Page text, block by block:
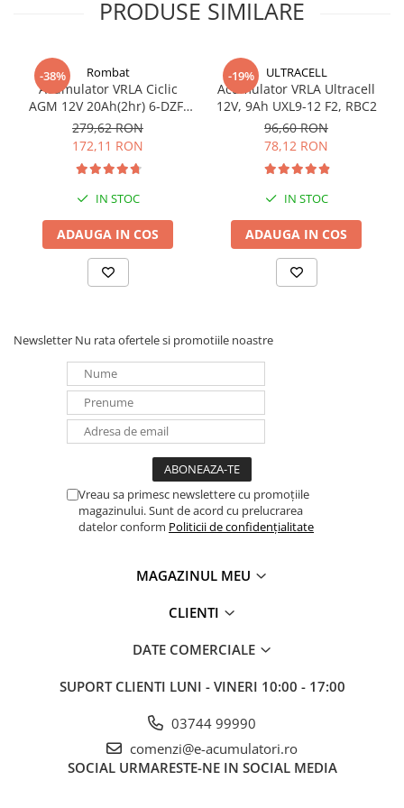
Redresoare, incarcatoare si testere
stationare
Surse UPS
UPS pentru centrale termice si
sisteme de urgenta - acumulator
UPS Calculatoare si Servere
PDUs unitati de distributie a
energiei electrice
Cabinete baterii
Drumetii / Camping
Accesorii
Frigidere portabile
Panouri portabile
Statii energie portabile
Dulapuri pentru cablare
cabluri USB, prelungitoare USB
Cablu de date si Adaptoare
Solutii solare portabile
Terminale: F11
Aeronave * Rezerva energie industriala * Ups * Telecom *
Dispozitive medicale * Aplicatii Marine * Aplicatii Aerospace *
Sisteme izolate
PRODUSE SIMILARE
-38% Rombat
Acumulator VRLA Ciclic
AGM 12V 20Ah(2hr) 6-DZF-
20 / 6-DZM-20 pentru
biciclete electrice
279,62 RON
172,11 RON
IN STOC
ADAUGA IN COS
-19% ULTRACELL
Acumulator VRLA Ultracell
12V, 9Ah UXL9-12 F2, RBC2
96,60 RON
78,12 RON
IN STOC
ADAUGA IN COS
Newsletter Nu rata ofertele si promotiile noastre
Vreau sa primesc newslettere cu promoțiile
magazinului. Sunt de acord cu prelucrarea
datelor conform Politicii de confidențialitate
MAGAZINUL MEU
CLIENTI
DATE COMERCIALE
SUPORT CLIENTI LUNI - VINERI 10:00 - 17:00
03744 99990
comenzi@e-acumulatori.ro
SOCIAL URMARESTE-NE IN SOCIAL MEDIA